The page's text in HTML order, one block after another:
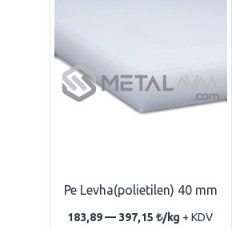
Pe Levha(polietilen) 40 mm
183,89 — 397,15 /kg + KDV